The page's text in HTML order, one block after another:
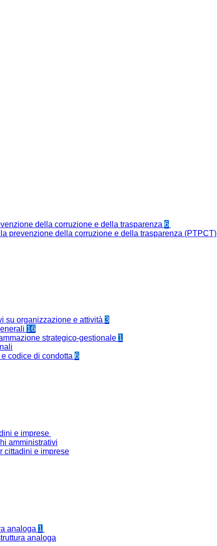
della corruzione e della trasparenza 6
prevenzione della corruzione e della trasparenza (PTPCT)
su organizzazione e attività 3
16
strategico-gestionale 1
codice di condotta 6
e imprese
amministrativi
cittadini e imprese
analoga 1
analoga